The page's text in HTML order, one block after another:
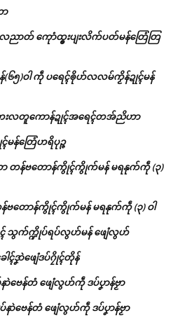
ာ
ညာတ် ကေုာံထ္ၜးပျးလိက်ပတ်မန်တြေံတြ
(၆၅)ဝါ ကဵု ပရေၚ်ၜိုဟ်လလမ်ကၟိန်ဍုၚ်မန်
လတူကောန်ဍုၚ်အရေၚ်တအ်ညိဟာ
န်တြေံဟရိပုဉ္ဇ
တန်ဗတောန်ကွိုၚ်ကွိုက်မန် မရနုက်ကဵု (၃)
ဗတောန်ကွိုၚ်ကွိုက်မန် မရနုက်ကဵု (၃) ဝါ
သွက်က္ဍိုပ်ရပ်လွဟ်မန် ဖျေံလွဟ်
ၚ်ဒၞာဲဖျေံဒပ်ဂၠိုၚ်တိုန်
ဗေန်တံ ဖျေံလွဟ်ကဵု ဒပ်ပၞာန်ဗၟာ
ာဲဗေန်တံ ဖျေံလွဟ်ကဵု ဒပ်ပၞာန်ဗၟာ